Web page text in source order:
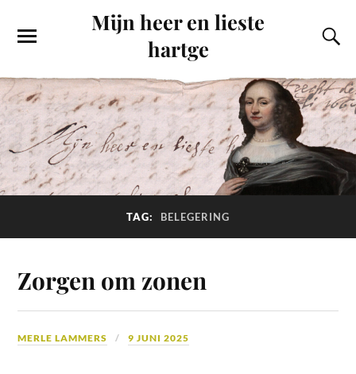
Mijn heer en lieste
hartge
TAG: BELEGERING
Zorgen om zonen
MERLE LAMMERS 9 JUNI 2025